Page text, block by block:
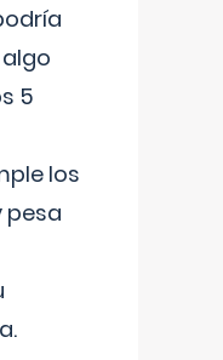
5
los
pesa